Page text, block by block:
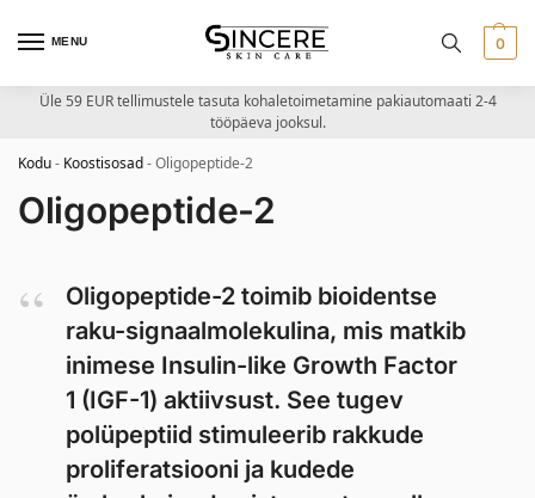
MENU 0
Üle 59 EUR tellimustele tasuta kohaletoimetamine pakiautomaati 2-4
tööpäeva jooksul.
Kodu- Koostisosad-Oligopeptide-2
Oligopeptide-2
Oligopeptide-2 toimib bioidentse
raku-signaalmolekulina, mis matkib
inimese Insulin-like Growth Factor
1 (IGF-1) aktiivsust. See tugev
polüpeptiid stimuleerib rakkude
proliferatsiooni ja kudede